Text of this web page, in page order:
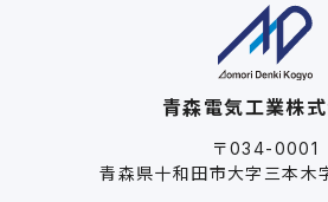
青森電気工業株
〒034-0001
青森県十和田市大字三本木